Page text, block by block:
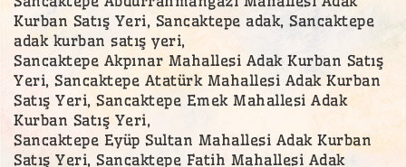
Kurban Satış Yeri, Sancaktepe adak, Sancaktepe
adak kurban satış yeri,
Sancaktepe Akpınar Mahallesi Adak Kurban Satış
Yeri, Sancaktepe Atatürk Mahallesi Adak Kurban
Satış Yeri, Sancaktepe Emek Mahallesi Adak
Kurban Satış Yeri,
Sancaktepe Eyüp Sultan Mahallesi Adak Kurban
Satış Yeri, Sancaktepe Fatih Mahallesi Adak